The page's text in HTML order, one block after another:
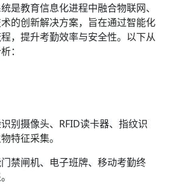
是教育信息化进程中融合物联网、
的创新解决方案，旨在通过智能化
，提升考勤效率与安全性。以下从
：
别摄像头、RFID读卡器、指纹识
特征采集。
禁闸机、电子班牌、移动考勤终